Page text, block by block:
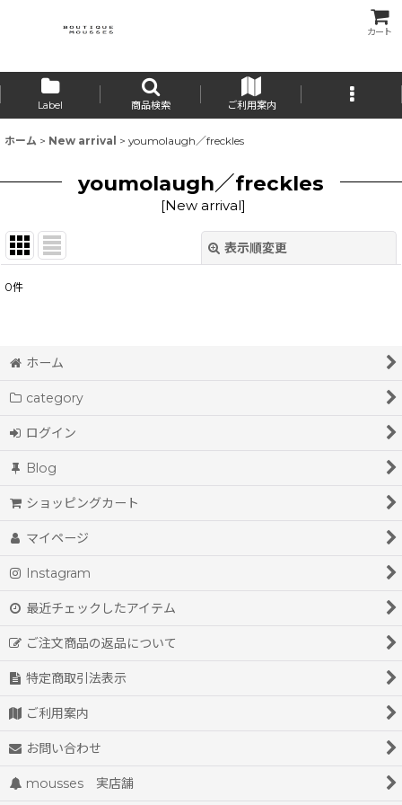
カート
Label 商品検索 ご利用案内
ホーム > New arrival > youmolaugh／freckles
youmolaugh／freckles
[New arrival]
表示順変更
0件
ホーム
category
ログイン
Blog
ショッピングカート
マイページ
Instagram
最近チェックしたアイテム
ご注文商品の返品について
特定商取引法表示
ご利用案内
お問い合わせ
mousses 実店舗